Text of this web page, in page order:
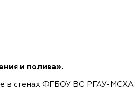
и полива».
в стенах ФГБОУ ВО РГАУ-МСХА